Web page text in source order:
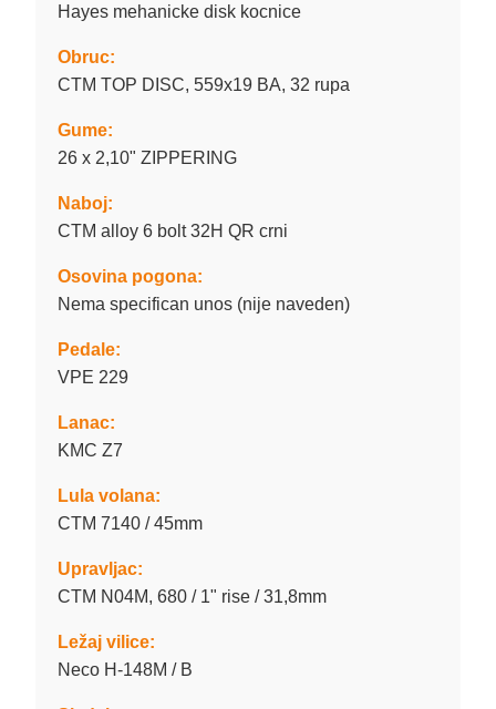
Hayes mehanicke disk kocnice
Obruc:
CTM TOP DISC, 559x19 BA, 32 rupa
Gume:
26 x 2,10" ZIPPERING
Naboj:
CTM alloy 6 bolt 32H QR crni
Osovina pogona:
Nema specifican unos (nije naveden)
Pedale:
VPE 229
Lanac:
KMC Z7
Lula volana:
CTM 7140 / 45mm
Upravljac:
CTM N04M, 680 / 1" rise / 31,8mm
Ležaj vilice:
Neco H-148M / B